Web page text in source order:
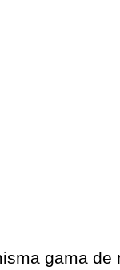
gama de